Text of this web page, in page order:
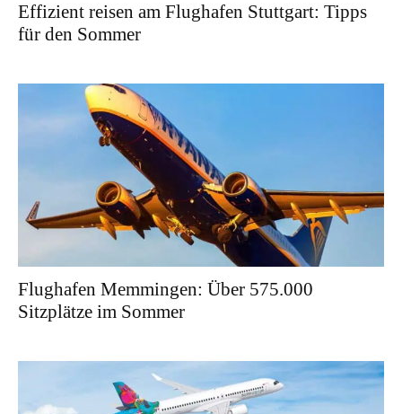
Effizient reisen am Flughafen Stuttgart: Tipps
für den Sommer
Flughafen Memmingen: Über 575.000
Sitzplätze im Sommer